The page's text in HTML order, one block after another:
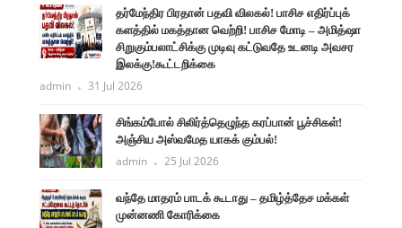
தர்மேந்திர பிரதான் பதவி விலகல்! பாசிச எதிர்ப்புக்
களத்தில் மகத்தான வெற்றி! பாசிச மோடி – அமித்ஷா
சிறுகும்பலாட்சிக்கு முடிவு கட்டுவதே உடனடி அவசர
இலக்கு!கூட்டறிக்கை
admin 31 Jul 2026
சிங்கம்போல் சிலிர்த்தெழுந்த கரப்பான் பூச்சிகள்!
அஞ்சிய அஸ்வமேத யாகக் கும்பல்!
admin 25 Jul 2026
வந்தே மாதரம் பாடக் கூடாது – தமிழ்த்தேச மக்கள்
முன்னணி கோரிக்கை